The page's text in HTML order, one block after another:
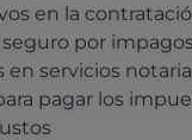
en la
por
servicios
pagar los